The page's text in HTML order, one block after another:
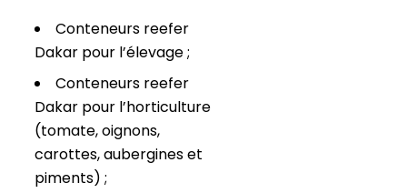
Conteneurs reefer
Dakar pour l’élevage ;
Conteneurs reefer
Dakar pour l’horticulture
(tomate, oignons,
carottes, aubergines et
piments) ;